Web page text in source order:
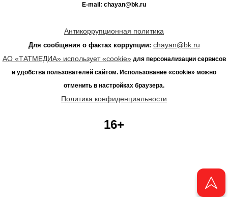
E-mail: chayan@bk.ru
Антикоррупционная политика
Для сообщения о фактах коррупции: chayan@bk.ru
АО «ТАТМЕДИА» использует «cookie»для персонализации сервисов
и удобства пользователей сайтом. Использование «cookie» можно
отменить в настройках браузера.
Политика конфиденциальности
16+